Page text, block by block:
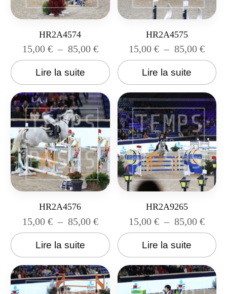
HR2A4574
15,00 € – 85,00 €
Lire la suite
HR2A4575
15,00€ – 85,00€
Lire la suite
HR2A4576
15,00 € – 85,00 €
Lire la suite
HR2A9265
15,00€ – 85,00€
Lire la suite